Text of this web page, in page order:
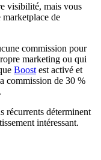
visibilité, mais vous
de
commission pour
marketing ou qui
Boost est activé et
commission de 30 %
récurrents déterminent
intéressant.